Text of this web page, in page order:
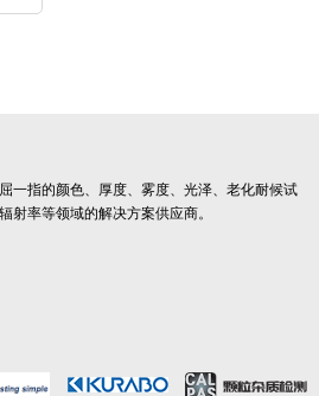
一指的颜色、厚度、雾度、光泽、老化耐候试
射率等领域的解决方案供应商。